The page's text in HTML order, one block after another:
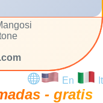
En It
- gratis